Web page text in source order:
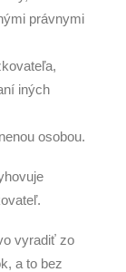
právnymi
iných
osobou.
vyradiť zo
a to bez